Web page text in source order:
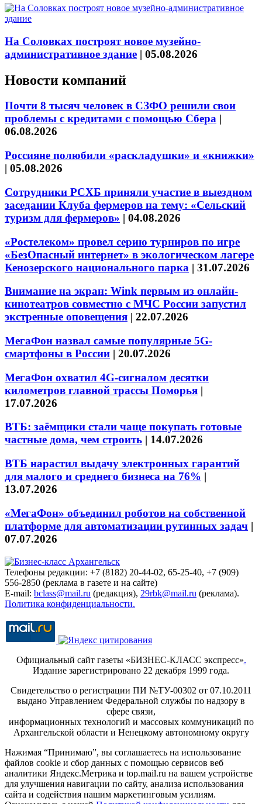
На Соловках построят новое музейно-
административное здание | 05.08.2026
Новости компаний
Почти 8 тысяч человек в СЗФО решили свои
проблемы с кредитами с помощью Сбера |
06.08.2026
Россияне полюбили «раскладушки» и «книжки»
| 05.08.2026
Сотрудники РСХБ приняли участие в выездном
заседании Клуба фермеров на тему: «Сельский
туризм для фермеров» | 04.08.2026
«Ростелеком» провел серию турниров по игре
«БезОпасный интернет» в экологическом лагере
Кенозерского национального парка | 31.07.2026
Внимание на экран: Wink первым из онлайн-
кинотеатров совместно с МЧС России запустил
экстренные оповещения | 22.07.2026
МегаФон назвал самые популярные 5G-
смартфоны в России | 20.07.2026
МегаФон охватил 4G-сигналом десятки
километров главной трассы Поморья |
17.07.2026
ВТБ: заёмщики стали чаще покупать готовые
частные дома, чем строить | 14.07.2026
ВТБ нарастил выдачу электронных гарантий
для малого и среднего бизнеса на 76% |
13.07.2026
«МегаФон» объединил роботов на собственной
платформе для автоматизации рутинных задач |
07.07.2026
Телефоны редакции: +7 (8182) 20-44-02, 65-25-40, +7 (909)
556-2850 (реклама в газете и на сайте)
E-mail: bclass@mail.ru (редакция), 29rbk@mail.ru (реклама).
Политика конфиденциальности.
Официальный сайт газеты «БИЗНЕС-КЛАСС экспресс».
Издание зарегистрировано 22 декабря 1999 года.
Свидетельство о регистрации ПИ №ТУ-00302 от 07.10.2011
выдано Управлением Федеральной службы по надзору в
сфере связи,
информационных технологий и массовых коммуникаций по
Архангельской области и Ненецкому автономному округу
Нажимая “Принимаю”, вы соглашаетесь на использование
файлов cookie и сбор данных с помощью сервисов веб
аналитики Яндекс.Метрика и top.mail.ru на вашем устройстве
для улучшения навигации по сайту, анализа использования
сайта и содействия нашим маркетинговым усилиям.